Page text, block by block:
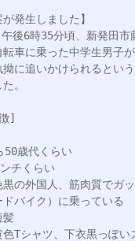
が発生しました】
後6時35分頃、新発田市
転車に乗った中学生男子
に追いかけられるとい
。
]
50歳代くらい
チくらい
の外国人、筋肉質でガッ
ドバイク）に乗っている
髪
Tシャツ、下衣黒っぽい